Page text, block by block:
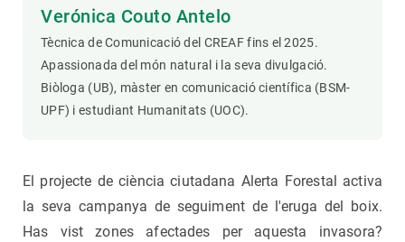
Verónica Couto Antelo
Tècnica de Comunicació del CREAF fins el 2025.
Apassionada del món natural i la seva divulgació.
Biòloga (UB), màster en comunicació científica (BSM-
UPF) i estudiant Humanitats (UOC).
El projecte de ciència ciutadana Alerta Forestal activa
la seva campanya de seguiment de l'eruga del boix.
Has vist zones afectades per aquesta invasora?